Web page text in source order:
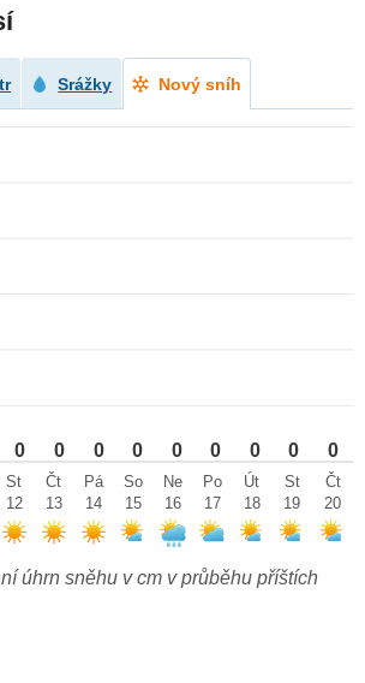
Srážky Nový sníh
0 0 0 0 0 0 0 0 0
St
12
Čt
13
Pá
14
So
15
Ne
16
Po
17
Út
18
St
19
Čt
20
úhrn sněhu v cm v průběhu příštích